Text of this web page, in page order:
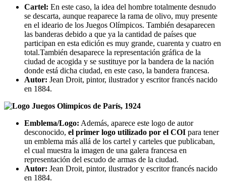
Cartel: En este caso, la idea del hombre totalmente desnudo
se descarta, aunque reaparece la rama de olivo, muy presente
en el ideario de los Juegos Olímpicos. También desaparecen
las banderas debido a que ya la cantidad de países que
participan en esta edición es muy grande, cuarenta y cuatro en
total.También desaparece la representación gráfica de la
ciudad de acogida y se sustituye por la bandera de la nación
donde está dicha ciudad, en este caso, la bandera francesa.
Autor: Jean Droit, pintor, ilustrador y escritor francés nacido
en 1884.
Emblema/Logo: Además, aparece este logo de autor
desconocido, el primer logo utilizado por el COI para tener
un emblema más allá de los cartel y carteles que publicaban,
el cual muestra la imagen de una galera francesa en
representación del escudo de armas de la ciudad.
Autor: Jean Droit, pintor, ilustrador y escritor francés nacido
en 1884.